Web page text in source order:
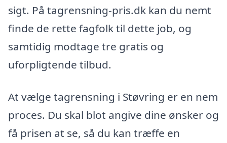
sigt. På tagrensning-pris.dk kan du nemt
finde de rette fagfolk til dette job, og
samtidig modtage tre gratis og
uforpligtende tilbud.
At vælge tagrensning i Støvring er en nem
proces. Du skal blot angive dine ønsker og
få prisen at se, så du kan træffe en